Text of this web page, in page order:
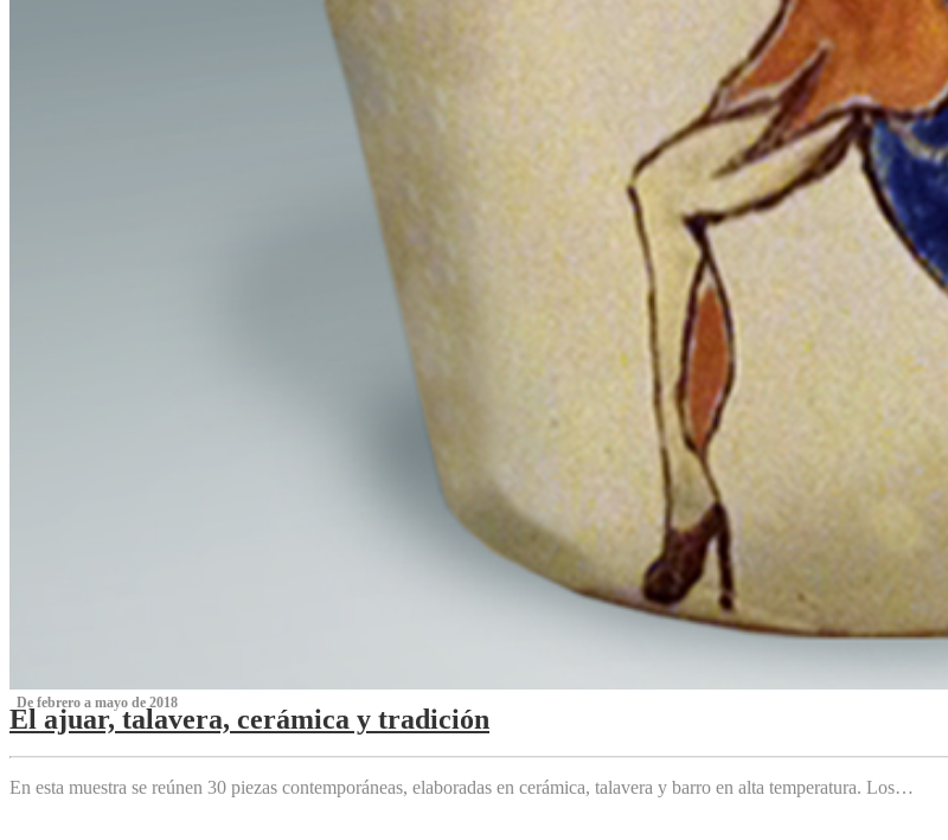
‌ De febrero a mayo de 2018
El ajuar, talavera, cerámica y tradición
‌
En esta muestra se reúnen 30 piezas contemporáneas, elaboradas en cerámica, talavera y barro en alta temperatura. Los…